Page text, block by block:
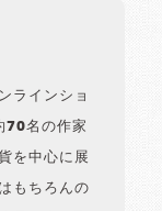
ラインショ
70名の作家
を中心に展
もちろんの